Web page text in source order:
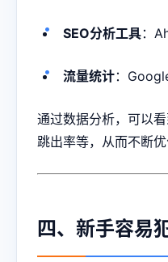
SEO分析工具：
流量统计：
通过数据分析，可以
跳出率等，从而不断优
四、新手容易